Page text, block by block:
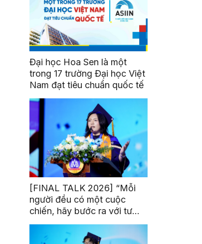
Đại học Hoa Sen là một
trong 17 trường Đại học Việt
Nam đạt tiêu chuẩn quốc tế
[FINAL TALK 2026] “Mỗi
người đều có một cuộc
chiến, hãy bước ra với tư
thế của người chiến thắng”